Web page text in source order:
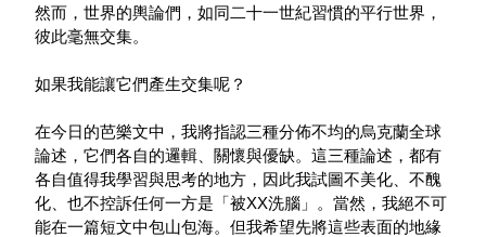
然而，世界的輿論們，如同二十一世紀習慣的平行世界，
彼此毫無交集。
如果我能讓它們產生交集呢？
在今日的芭樂文中，我將指認三種分佈不均的烏克蘭全球
論述，它們各自的邏輯、關懷與優缺。這三種論述，都有
各自值得我學習與思考的地方，因此我試圖不美化、不醜
化、也不控訴任何一方是「被XX洗腦」。當然，我絕不可
能在一篇短文中包山包海。但我希望先將這些表面的地緣